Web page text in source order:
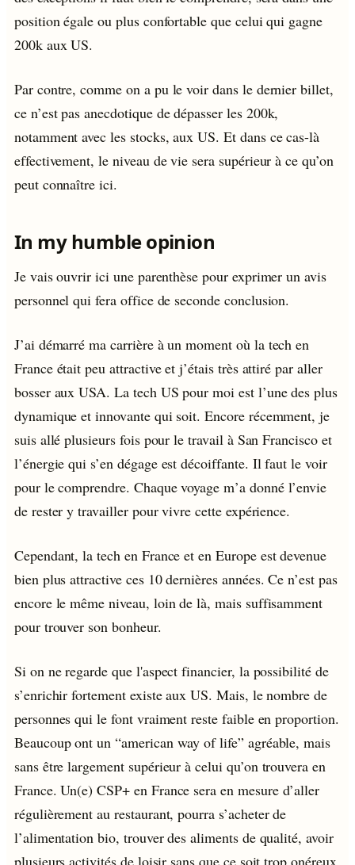
position égale ou plus confortable que celui qui gagne
200k aux US.
Par contre, comme on a pu le voir dans le dernier billet,
ce n’est pas anecdotique de dépasser les 200k,
notamment avec les stocks, aux US. Et dans ce cas-là
effectivement, le niveau de vie sera supérieur à ce qu’on
peut connaître ici.
In my humble opinion
Je vais ouvrir ici une parenthèse pour exprimer un avis
personnel qui fera office de seconde conclusion.
J’ai démarré ma carrière à un moment où la tech en
France était peu attractive et j’étais très attiré par aller
bosser aux USA. La tech US pour moi est l’une des plus
dynamique et innovante qui soit. Encore récemment, je
suis allé plusieurs fois pour le travail à San Francisco et
l’énergie qui s’en dégage est décoiffante. Il faut le voir
pour le comprendre. Chaque voyage m’a donné l’envie
de rester y travailler pour vivre cette expérience.
Cependant, la tech en France et en Europe est devenue
bien plus attractive ces 10 dernières années. Ce n’est pas
encore le même niveau, loin de là, mais suffisamment
pour trouver son bonheur.
Si on ne regarde que l'aspect financier, la possibilité de
s’enrichir fortement existe aux US. Mais, le nombre de
personnes qui le font vraiment reste faible en proportion.
Beaucoup ont un “american way of life” agréable, mais
sans être largement supérieur à celui qu’on trouvera en
France. Un(e) CSP+ en France sera en mesure d’aller
régulièrement au restaurant, pourra s’acheter de
l’alimentation bio, trouver des aliments de qualité, avoir
plusieurs activités de loisir sans que ce soit trop onéreux.